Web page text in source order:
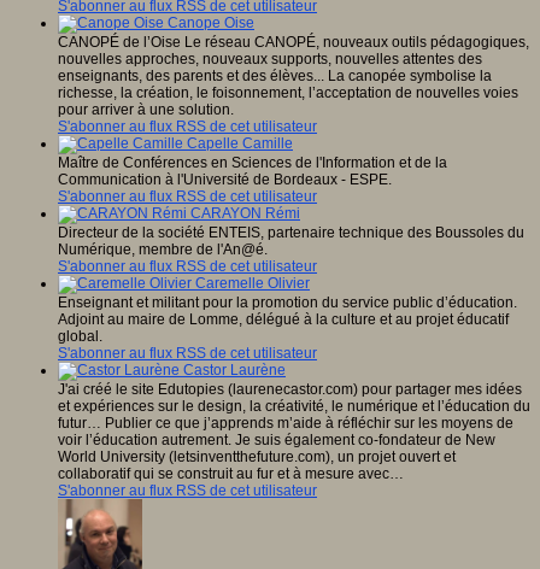
S'abonner au flux RSS de cet utilisateur
Canope Oise
CANOPÉ de l’Oise Le réseau CANOPÉ, nouveaux outils pédagogiques,
nouvelles approches, nouveaux supports, nouvelles attentes des
enseignants, des parents et des élèves... La canopée symbolise la
richesse, la création, le foisonnement, l’acceptation de nouvelles voies
pour arriver à une solution.
S'abonner au flux RSS de cet utilisateur
Capelle Camille
Maître de Conférences en Sciences de l'Information et de la
Communication à l'Université de Bordeaux - ESPE.
S'abonner au flux RSS de cet utilisateur
CARAYON Rémi
Directeur de la société ENTEIS, partenaire technique des Boussoles du
Numérique, membre de l'An@é.
S'abonner au flux RSS de cet utilisateur
Caremelle Olivier
Enseignant et militant pour la promotion du service public d’éducation.
Adjoint au maire de Lomme, délégué à la culture et au projet éducatif
global.
S'abonner au flux RSS de cet utilisateur
Castor Laurène
J'ai créé le site Edutopies (laurenecastor.com) pour partager mes idées
et expériences sur le design, la créativité, le numérique et l’éducation du
futur… Publier ce que j’apprends m’aide à réfléchir sur les moyens de
voir l’éducation autrement. Je suis également co-fondateur de New
World University (letsinventthefuture.com), un projet ouvert et
collaboratif qui se construit au fur et à mesure avec…
S'abonner au flux RSS de cet utilisateur